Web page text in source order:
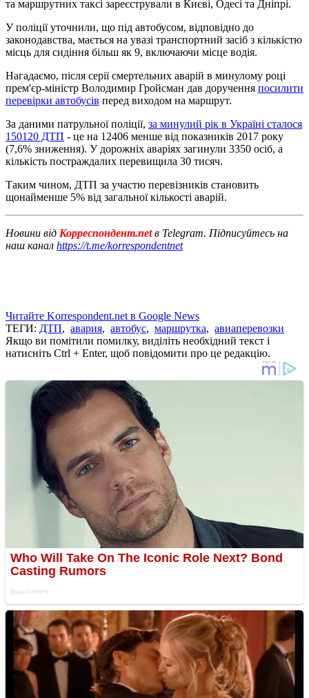
та маршрутних таксі зареєстрували в Києві, Одесі та Дніпрі.
У поліції уточнили, що під автобусом, відповідно до
законодавства, мається на увазі транспортний засіб з кількістю
місць для сидіння більш як 9, включаючи місце водія.
Нагадаємо, після серії смертельних аварій в минулому році
прем'єр-міністр Володимир Гройсман дав доручення посилити
перевірки автобусів перед виходом на маршрут.
За даними патрульної поліції, за минулий рік в Україні сталося
150120 ДТП - це на 12406 менше від показників 2017 року
(7,6% зниження). У дорожніх аваріях загинули 3350 осіб, а
кількість постраждалих перевищила 30 тисяч.
Таким чином, ДТП за участю перевізників становить
щонайменше 5% від загальної кількості аварій.
Новини від Корреспондент.netв Telegram. Підписуйтесь на
наш канал https://t.me/korrespondentnet
Читайте Korrespondent.net в Google News
ТЕГИ: ДТП, авария, автобус, маршрутка, авиаперевозки
Якщо ви помітили помилку, виділіть необхідний текст і
натисніть Ctrl + Enter, щоб повідомити про це редакцію.